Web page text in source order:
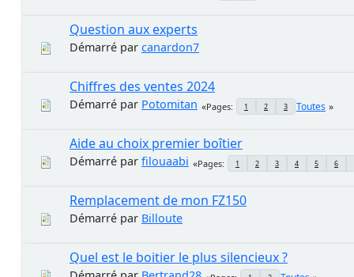
Question aux experts
Démarré par canardon7
Chiffres des ventes 2024
Démarré par Potomitan Pages 1 2 3 Toutes
Aide au choix premier boîtier
Démarré par filouaabi Pages 1 2 3 4 5 6
Remplacement de mon FZ150
Démarré par Billoute
Quel est le boitier le plus silencieux ?